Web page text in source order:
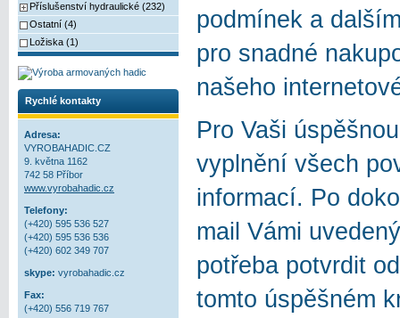
Příslušenství hydraulické (232)
Ostatní (4)
Ložiska (1)
Rychlé kontakty
Adresa:
VYROBAHADIC.CZ
9. května 1162
742 58 Příbor
www.vyrobahadic.cz
Telefony:
(+420) 595 536 527
(+420) 595 536 536
(+420) 602 349 707
skype: vyrobahadic.cz
Fax:
(+420) 556 719 767
podmínek a
pro snadné
našeho
Pro Vaši
vyplnění všech
informací. Po
mail Vámi
potřeba potvrdit
tomto úspěšném